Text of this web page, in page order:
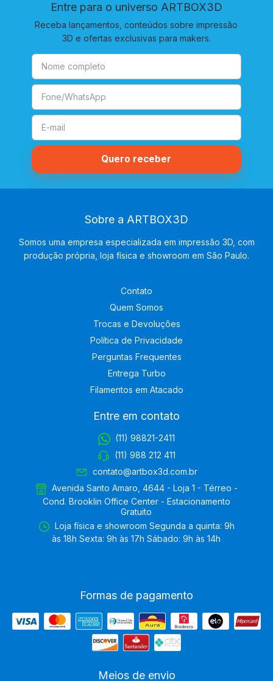
Entre para o universo ARTBOX3D
Receba lançamentos, conteúdos sobre impressão
3D e ofertas exclusivas para makers.
Sobre a ARTBOX3D
Somos uma empresa especializada em impressão 3D, com
produção própria, loja física e showroom em São Paulo.
Contato
Quem Somos
Trocas e Devoluções
Política de Privacidade
Perguntas Frequentes
Entrega Turbo
Filamentos em Atacado
Entre em contato
(11) 98821-2411
(11) 988 212 411
contato@artbox3d.com.br
Avenida Santo Amaro, 4644 - Loja 1 - Térreo -
Cond. Brooklin Office Center - Estacionamento
Gratuito
Loja física e showroom Segunda a quinta: 9h
às 18h Sexta: 9h às 17h Sábado: 9h às 14h
Formas de pagamento
Meios de envio